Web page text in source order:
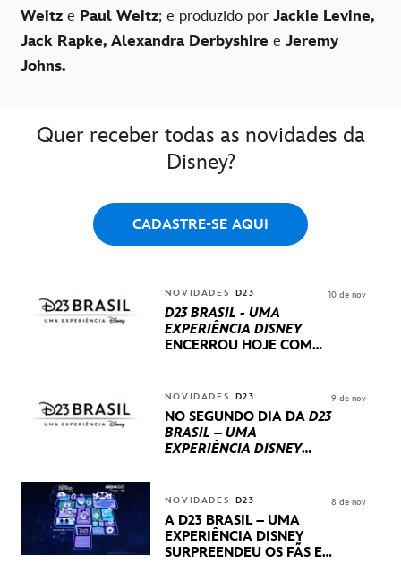
Weitz e Paul Weitz; e produzido por Jackie Levine,
Jack Rapke, Alexandra Derbyshire e Jeremy
Johns.
Quer receber todas as novidades da
Disney?
CADASTRE-SE AQUI
NOVIDADES D23
D23 BRASIL - UMA
EXPERIÊNCIA DISNEY
ENCERROU HOJE COM
INTERNACIONAIS E
PRODUÇÕES BRASILEIRAS
10 de nov
NOVIDADES D23
NO SEGUNDO DIA DA D23
BRASIL – UMA
EXPERIÊNCIA DISNEY
STUDIOS REVELARAM
PRÉVIAS E NOVIDADES
DOS SEUS PRÓXIMOS
LANÇAMENTOS
9 de nov
NOVIDADES D23
A D23 BRASIL – UMA
EXPERIÊNCIA DISNEY
SURPREENDEU OS FÃS EM
8 de nov